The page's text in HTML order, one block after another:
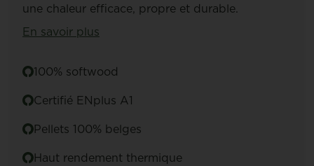
une chaleur efficace, propre et durable.
En savoir plus
100% softwood
Certifié ENplus A1
Pellets 100% belges
Haut rendement thermique